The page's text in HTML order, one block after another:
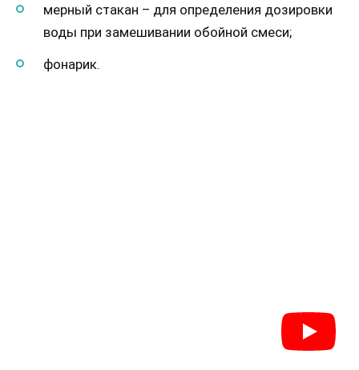
мерный стакан – для определения дозировки
воды при замешивании обойной смеси;
фонарик.